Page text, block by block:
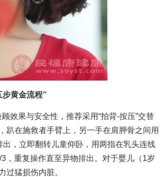
步黄金流程”
果与安全性，推荐采用“拍背-按压”交替
趴在施救者手臂上，另一手在肩胛骨之间用
，立即翻转儿童仰卧，用两指在乳头连线
，重复操作直至异物排出。对于婴儿（1岁
过猛损伤内脏。